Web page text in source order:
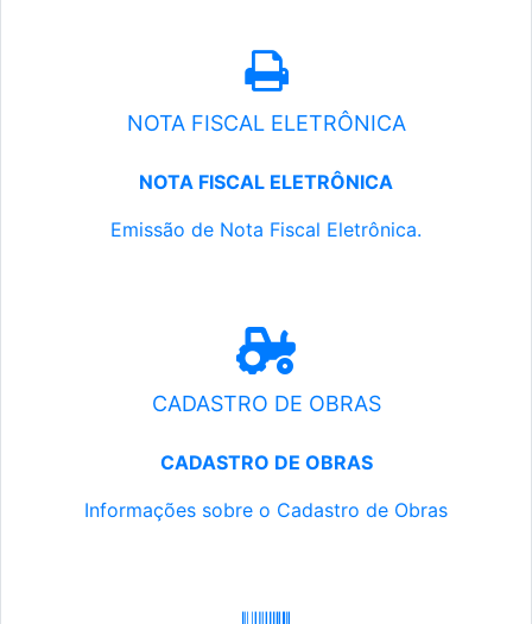
NOTA FISCAL ELETRÔNICA
NOTA FISCAL ELETRÔNICA
Emissão de Nota Fiscal Eletrônica.
CADASTRO DE OBRAS
CADASTRO DE OBRAS
Informações sobre o Cadastro de Obras